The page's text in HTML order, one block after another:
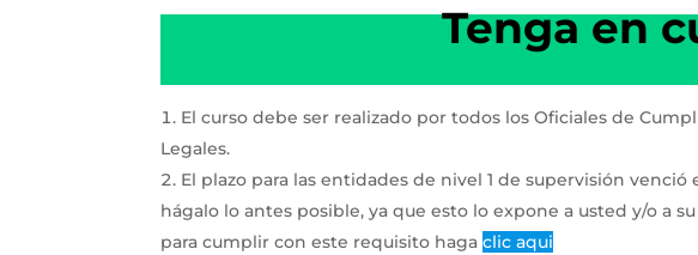
Tenga en
El curso debe ser realizado por todos los Oficiales de
Legales.
El plazo para las entidades de nivel 1 de supervisión venció
hágalo lo antes posible, ya que esto lo expone a usted y/o a
para cumplir con este requisito hagaclic aqui